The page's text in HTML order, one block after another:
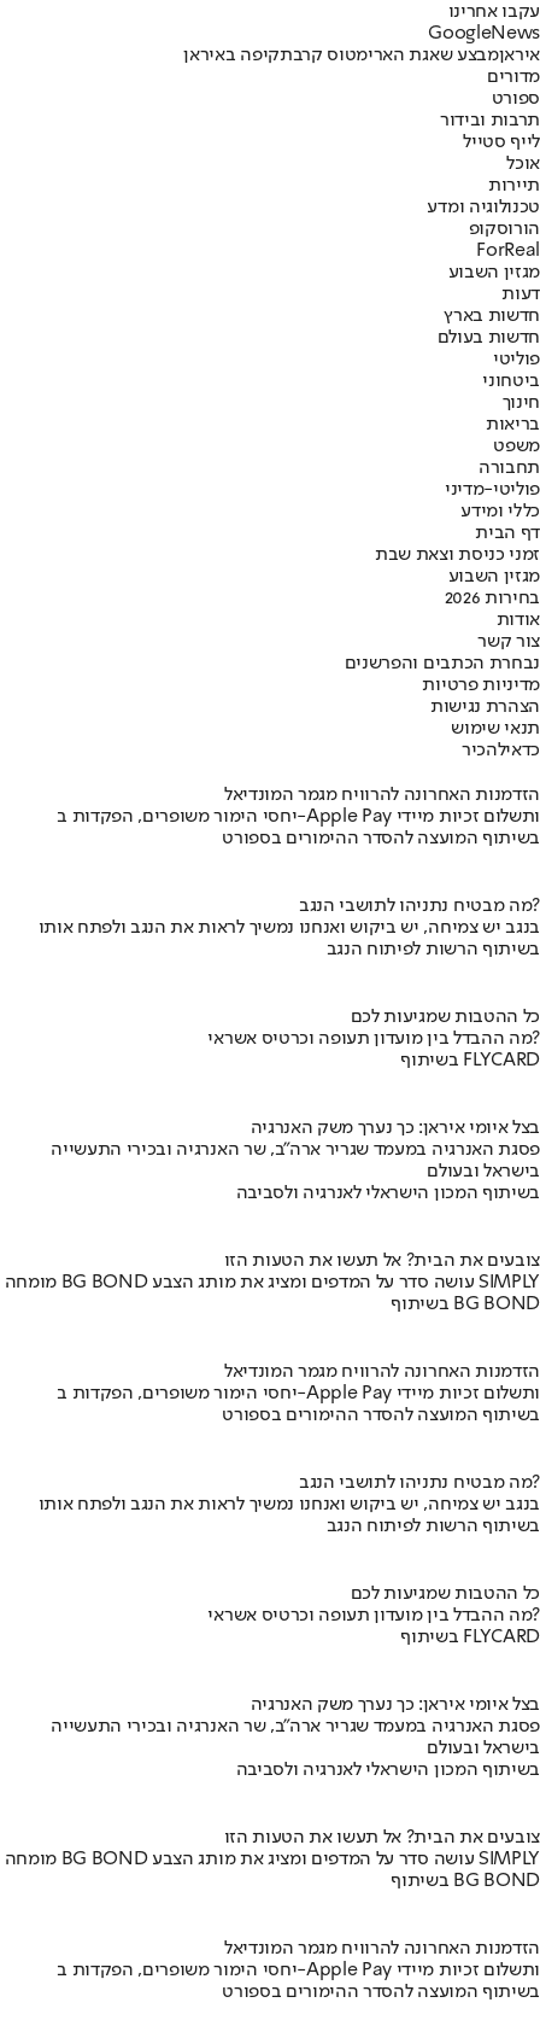
עקבו אחרינו
Googl eNews
איראןמבצע שאגת הארימטוס קרבתקיפה באיראן
מדורים
ספורט
תרבות ובידור
לייף סטייל
אוכל
תיירות
טכנולוגיה ומדע
הורוסקופ
ForReal
מגזין השבוע
דעות
חדשות בארץ
חדשות בעולם
פוליטי
ביטחוני
חינוך
בריאות
משפט
תחבורה
פוליטי-מדיני
כללי ומידע
דף הבית
זמני כניסת וצאת שבת
מגזין השבוע
בחירות 2026
אודות
צור קשר
נבחרת הכתבים והפרשנים
מדיניות פרטיות
הצהרת נגישות
תנאי שימוש
כדאילהכיר
הזדמנות האחרונה להרוויח מגמר המונדיאל
יחסי הימור משופרים, הפקדות ב-Apple Pay ותשלום זכיות מיידי
בשיתוף המועצה להסדר ההימורים בספורט
מה מבטיח נתניהו לתושבי הנגב?
בנגב יש צמיחה, יש ביקוש ואנחנו נמשיך לראות את הנגב ולפתח אותו
בשיתוף הרשות לפיתוח הנגב
כל ההטבות שמגיעות לכם
מה ההבדל בין מועדון תעופה וכרטיס אשראי?
בשיתוף FLYCARD
בצל איומי איראן: כך נערך משק האנרגיה
פסגת האנרגיה במעמד שגריר ארה"ב, שר האנרגיה ובכירי התעשייה
בישראל ובעולם
בשיתוף המכון הישראלי לאנרגיה ולסביבה
צובעים את הבית? אל תעשו את הטעות הזו
מומחה BG BOND עושה סדר על המדפים ומציג את מותג הצבע SIMPLY
בשיתוף BG BOND
הזדמנות האחרונה להרוויח מגמר המונדיאל
יחסי הימור משופרים, הפקדות ב-Apple Pay ותשלום זכיות מיידי
בשיתוף המועצה להסדר ההימורים בספורט
מה מבטיח נתניהו לתושבי הנגב?
בנגב יש צמיחה, יש ביקוש ואנחנו נמשיך לראות את הנגב ולפתח אותו
בשיתוף הרשות לפיתוח הנגב
כל ההטבות שמגיעות לכם
מה ההבדל בין מועדון תעופה וכרטיס אשראי?
בשיתוף FLYCARD
בצל איומי איראן: כך נערך משק האנרגיה
פסגת האנרגיה במעמד שגריר ארה"ב, שר האנרגיה ובכירי התעשייה
בישראל ובעולם
בשיתוף המכון הישראלי לאנרגיה ולסביבה
צובעים את הבית? אל תעשו את הטעות הזו
מומחה BG BOND עושה סדר על המדפים ומציג את מותג הצבע SIMPLY
בשיתוף BG BOND
הזדמנות האחרונה להרוויח מגמר המונדיאל
יחסי הימור משופרים, הפקדות ב-Apple Pay ותשלום זכיות מיידי
בשיתוף המועצה להסדר ההימורים בספורט